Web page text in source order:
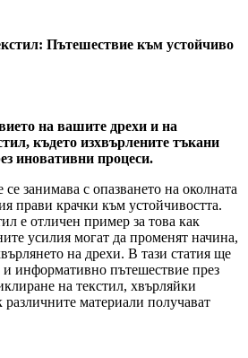
Пътешествие към устойчиво
на вашите дрехи и на
където изхвърлените тъкани
иновативни процеси.
занимава с опазването на околната
прави крачки към устойчивостта.
е отличен пример за това как
усилия могат да променят начина,
на дрехи. В тази статия ще
и информативно пътешествие през
на текстил, хвърляйки
различните материали получават